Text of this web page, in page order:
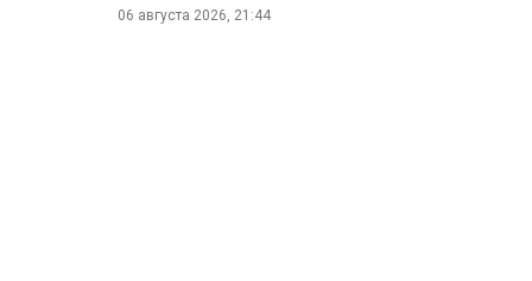
06 августа 2026, 21:44